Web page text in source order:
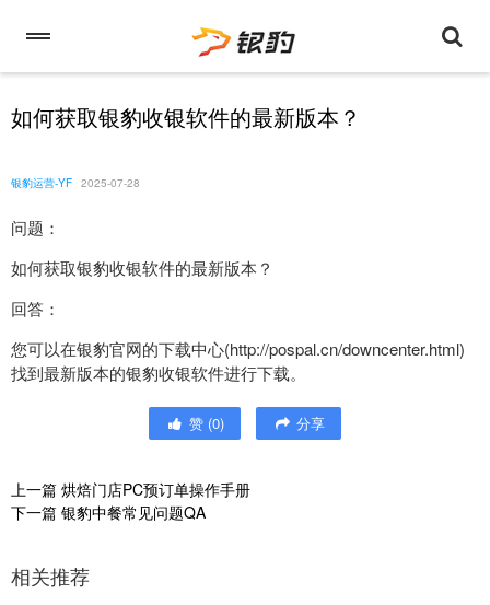
如何获取银豹收银软件的最新版本？
银豹运营-YF 2025-07-28
问题：
如何获取银豹收银软件的最新版本？
回答：
您可以在银豹官网的下载中心(http://pospal.cn/downcenter.html)
找到最新版本的银豹收银软件进行下载。
赞 (0) 分享
上一篇 烘焙门店PC预订单操作手册
下一篇 银豹中餐常见问题QA
相关推荐